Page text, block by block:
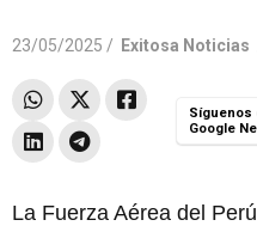
23/05/2025 / Exitosa Noticias
Síguenos
Google
La Fuerza Aérea del